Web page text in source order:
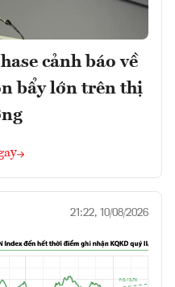
cảnh báo về
bẩy lớn trên thị
21:22, 10/08/2026